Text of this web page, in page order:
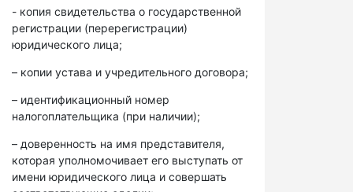
- копия свидетельства о государственной
регистрации (перерегистрации)
юридического лица;
– копии устава и учредительного договора;
– идентификационный номер
налогоплательщика (при наличии);
– доверенность на имя представителя,
которая уполномочивает его выступать от
имени юридического лица и совершать